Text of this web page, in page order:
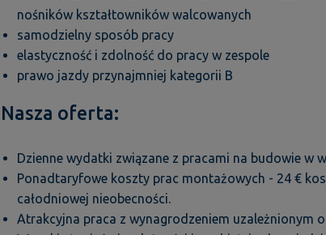
nośników kształtowników walcowanych
samodzielny sposób pracy
elastyczność i zdolność do pracy w zespole
prawo jazdy przynajmniej kategorii B
Nasza oferta:
Dzienne wydatki związane z pracami na budowie w
Ponadtaryfowe koszty prac montażowych - 24 €
całodniowej nieobecności.
Atrakcyjna praca z wynagrodzeniem uzależnionym